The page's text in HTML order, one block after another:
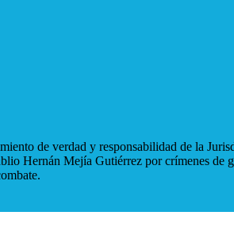
de verdad y responsabilidad de la
Hernán Mejía Gutiérrez por crímenes de